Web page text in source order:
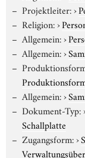
Projektleiter:›
Religion:›
Allgemein:›
Allgemein:›
Allgemein:›
Dokument-Typ:
Schallplatte
Zugangsform:›